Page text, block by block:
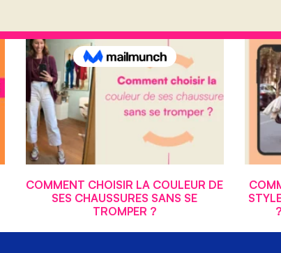
COMMENT CHOISIR LA COULEUR DE
SES CHAUSSURES SANS SE
TROMPER ?